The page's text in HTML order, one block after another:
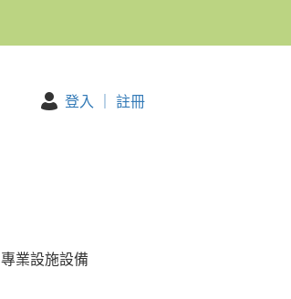
登入 ｜ 註冊
專業設施設備